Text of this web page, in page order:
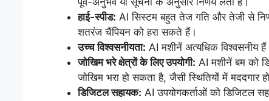
हाई-स्पीड: AI सिस्टम बहुत तेज गति और तेजी से
शतरंज चैंपियन को हरा सकते हैं।
उच्च विश्वसनीयता: AI मशीनें अत्यधिक विश्वसनीय
जोखिम भरे क्षेत्रों के लिए उपयोगी: AI मशीनें बम को
जोखिम भरा हो सकता है, जैसी स्थितियों में मददगार
डिजिटल सहायक: AI उपयोगकर्ताओं को डिजिटल